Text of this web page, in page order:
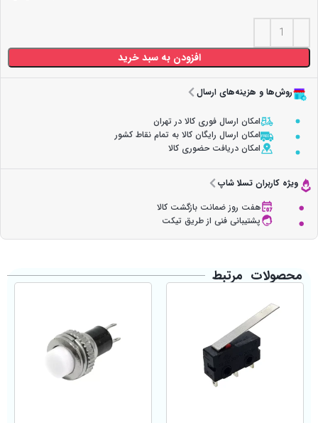
افزودن به سبد خرید
روش‌ها و هزینه‌های ارسال
امکان ارسال فوری کالا در تهران
امکان ارسال رایگان کالا به تمام نقاط کشور
امکان دریافت حضوری کالا
ویژه کاربران تسلا شاپ
هفت روز ضمانت بازگشت کالا
پشتیبانی فنی از طریق تیکت
محصولات مرتبط